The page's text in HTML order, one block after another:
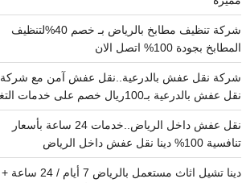
شركة تنظيف مطابخ بالرياض بـ خصم 40%لتنظيف
المطابخ بجودة 100% اتصل الان
شركة نقل عفش بالدرعية..نقل عفش آمن مع شركة
نقل عفش بالدرعية بـ100ريال خصم على خدمات التغليف
نقل عفش داخل الرياض..خدمات 24 ساعة بأسعار
تنافسية 100% دينا نقل عفش داخل الرياض
دينا تشيل اثاث مستعمل بالرياض 7 أيام / 24 ساعة +